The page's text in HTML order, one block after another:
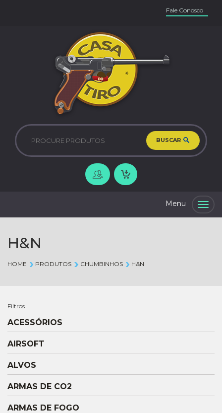
Fale Conosco
BUSCAR
H&N
HOME PRODUTOS CHUMBINHOS H&N
Filtros
ACESSÓRIOS
AIRSOFT
ALVOS
ARMAS DE CO2
ARMAS DE FOGO